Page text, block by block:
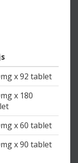
x 92 tablet
x 180
x 60 tablet
x 90 tablet